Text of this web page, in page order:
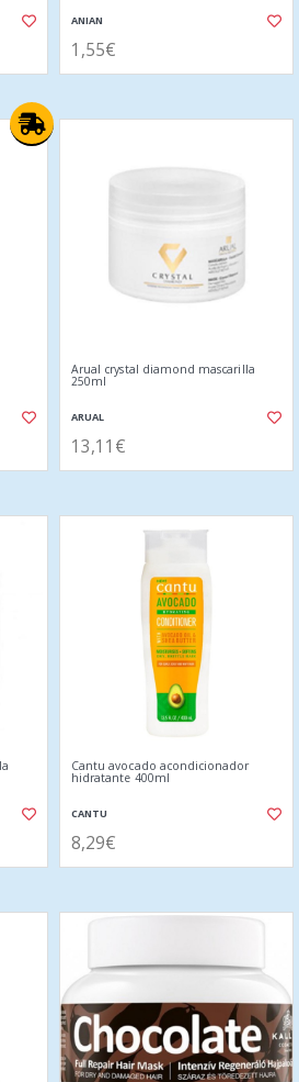
ANIAN
1,55€
Arual crystal diamond mascarilla
250ml
ARUAL
13,11€
Cantu avocado acondicionador
hidratante 400ml
CANTU
8,29€